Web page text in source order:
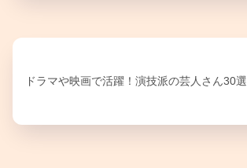
ドラマや映画で活躍！演技派の芸人さん30選